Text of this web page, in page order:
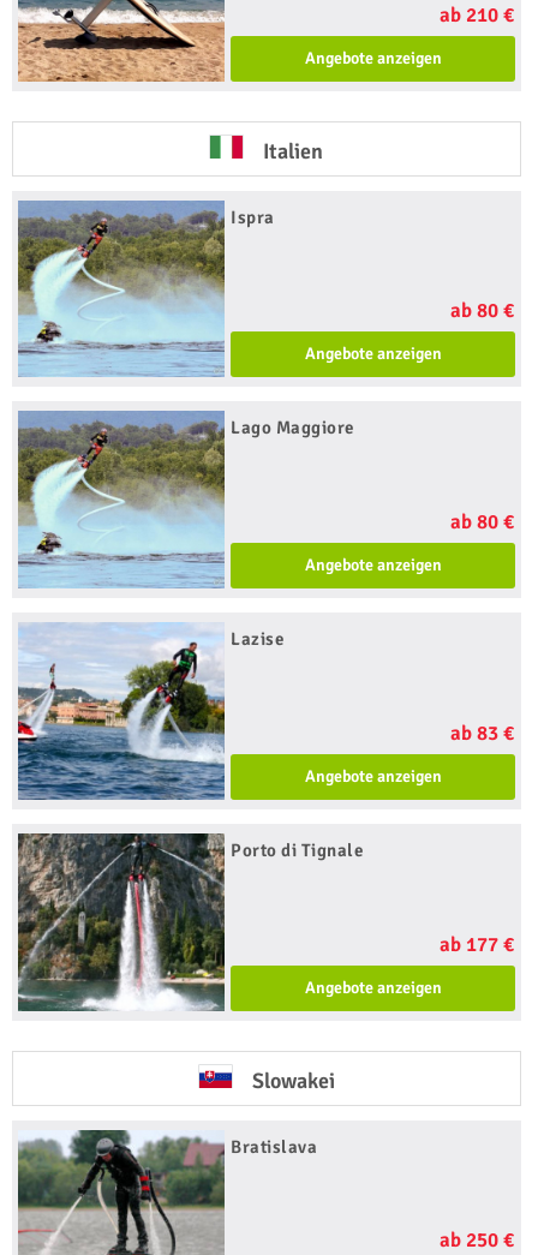
ab 210 €
Angebote anzeigen
Italien
Ispra
ab 80 €
Angebote anzeigen
Lago Maggiore
ab 80 €
Angebote anzeigen
Lazise
ab 83 €
Angebote anzeigen
Porto di Tignale
ab 177 €
Angebote anzeigen
Slowakei
Bratislava
ab 250 €